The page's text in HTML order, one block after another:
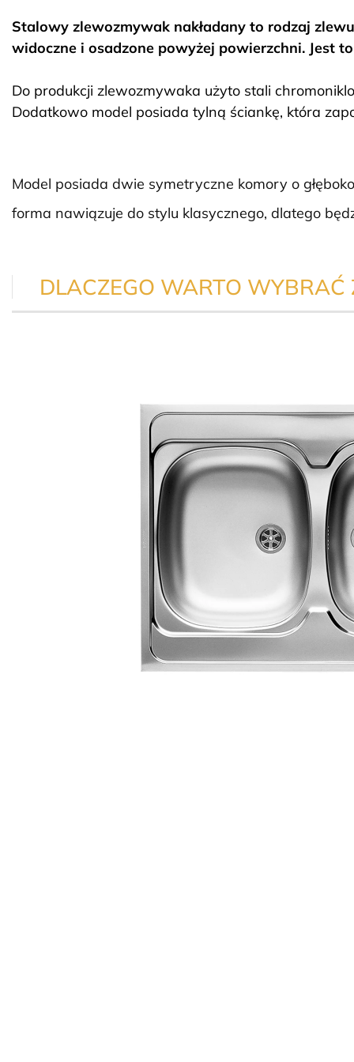
Stalowy zlewozmywak nakładany to rodzaj
widoczne i osadzone powyżej powierzchni. Jest
Do produkcji zlewozmywaka użyto stali
Dodatkowo model posiada tylną ściankę, która
Model posiada dwie symetryczne komory o
forma nawiązuje do stylu klasycznego, dlatego
DLACZEGO WARTO